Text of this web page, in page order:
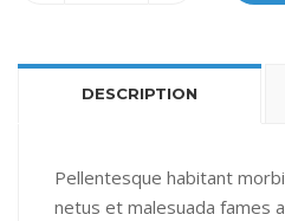
DESCRIPTION
Pellentesque habitant
netus et malesuada fames